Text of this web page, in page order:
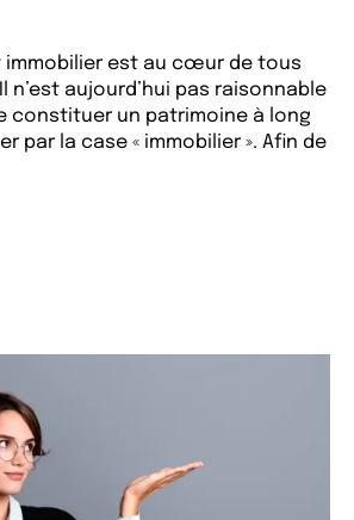
immobilier est au cœur de tous
n’est aujourd’hui pas raisonnable
constituer un patrimoine à long
par la case « immobilier ». Afin de